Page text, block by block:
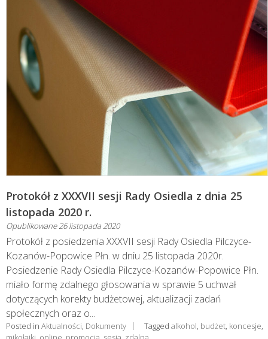
Protokół z XXXVII sesji Rady Osiedla z dnia 25
listopada 2020 r.
Opublikowane26 listopada 2020
Protokół z posiedzenia XXXVII sesji Rady Osiedla Pilczyce-
Kozanów-Popowice Płn. w dniu 25 listopada 2020r.
Posiedzenie Rady Osiedla Pilczyce-Kozanów-Popowice Płn.
miało formę zdalnego głosowania w sprawie 5 uchwał
dotyczących korekty budżetowej, aktualizacji zadań
społecznych oraz o...
Posted in Aktualności, Dokumenty Tagged alkohol, budżet, koncesje,